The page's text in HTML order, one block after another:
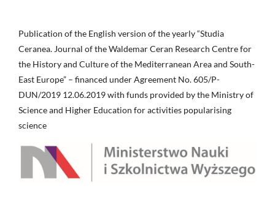
Publication of the English version of the yearly “Studia
Ceranea. Journal of the Waldemar Ceran Research Centre for
the History and Culture of the Mediterranean Area and South-
East Europe” – financed under Agreement No. 605/P-
DUN/2019 12.06.2019 with funds provided by the Ministry of
Science and Higher Education for activities popularising
science